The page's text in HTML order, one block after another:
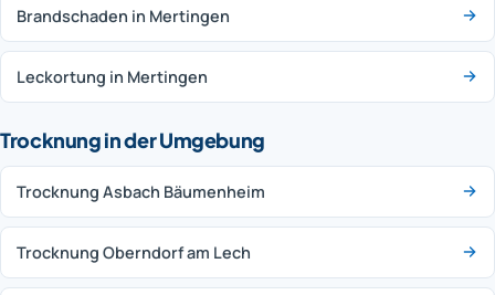
Brandschaden in Mertingen
Leckortung in Mertingen
Trocknung in der Umgebung
Trocknung Asbach Bäumenheim
Trocknung Oberndorf am Lech